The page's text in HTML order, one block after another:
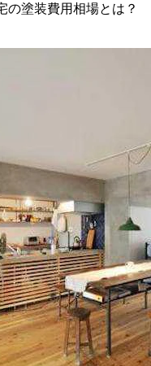
の塗装費用相場とは？